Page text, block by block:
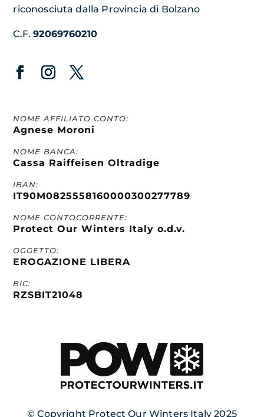
riconosciuta dalla Provincia di Bolzano
C.F.92069760210
NOME AFFILIATO CONTO:
Agnese Moroni
NOME BANCA:
Cassa Raiffeisen Oltradige
IBAN:
IT90M0825558160000300277789
NOME CONTOCORRENTE:
Protect Our Winters Italy o.d.v.
OGGETTO:
EROGAZIONE LIBERA
BIC:
RZSBIT21048
© Copyright Protect Our Winters Italy 2025